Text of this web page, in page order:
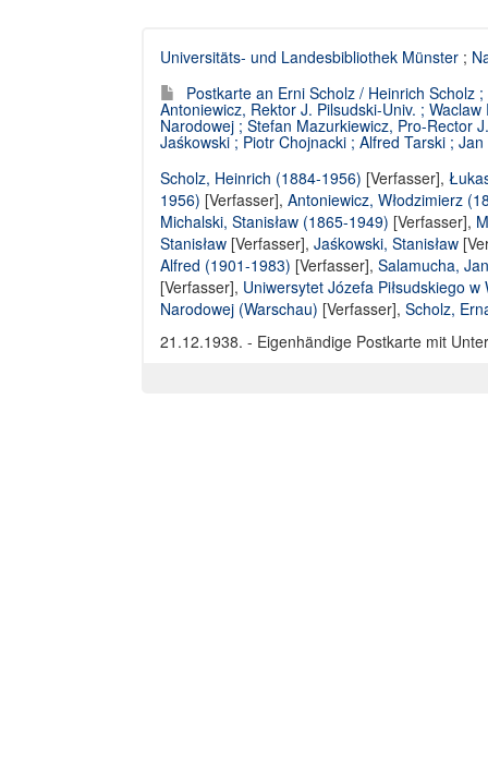
Universitäts- und Landesbibliothek Münster ;
Postkarte an Erni Scholz / Heinrich Scholz
Antoniewicz, Rektor J. Pilsudski-Univ. ;
Narodowej ; Stefan Mazurkiewicz, Pro-Rector
Jaśkowski ; Piotr Chojnacki ; Alfred Tarski ;
Scholz, Heinrich (1884-1956) [Verfasser],
1956) [Verfasser], Antoniewicz, Włodzimierz
Michalski, Stanisław (1865-1949) [Verfasser],
Stanisław [Verfasser], Jaśkowski, Stanisław
Alfred (1901-1983) [Verfasser], Salamucha,
[Verfasser], Uniwersytet Józefa Piłsudskiego
Narodowej (Warschau) [Verfasser], Scholz,
21.12.1938. - Eigenhändige Postkarte mit